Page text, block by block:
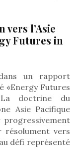
vers l’Asie
Futures in
un rapport
«Energy Futures
doctrine du
Asie Pacifique
progressivement
vers
défi représenté